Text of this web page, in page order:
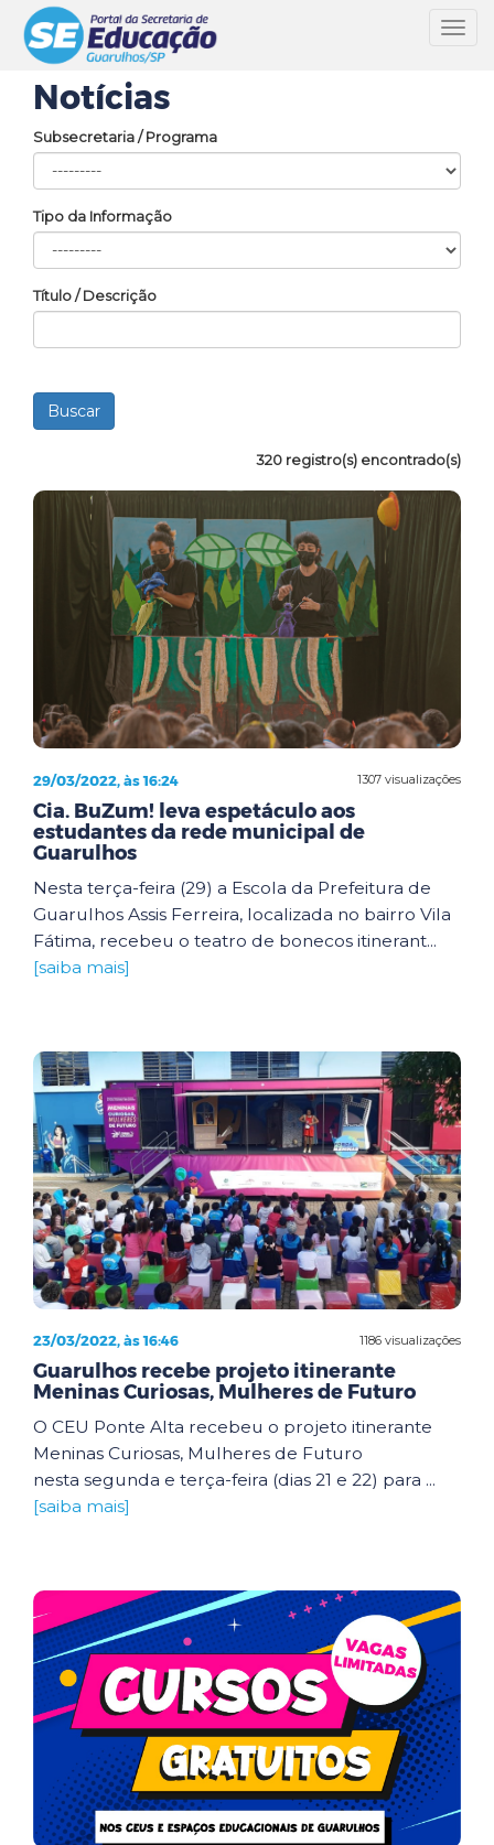
Notícias
Subsecretaria / Programa
Tipo da Informação
Título / Descrição
320 registro(s) encontrado(s)
1307 visualizações
29/03/2022, às 16:24
Cia. BuZum! leva espetáculo aos
estudantes da rede municipal de
Guarulhos
Nesta terça-feira (29) a Escola da Prefeitura de
Guarulhos Assis Ferreira, localizada no bairro Vila
Fátima, recebeu o teatro de bonecos itinerant...
[saiba mais]
1186 visualizações
23/03/2022, às 16:46
Guarulhos recebe projeto itinerante
Meninas Curiosas, Mulheres de Futuro
O CEU Ponte Alta recebeu o projeto itinerante
Meninas Curiosas, Mulheres de Futuro
nesta segunda e terça-feira (dias 21 e 22) para ...
[saiba mais]